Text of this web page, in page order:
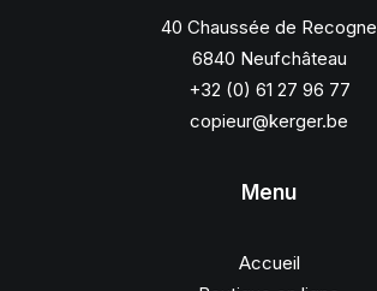
40 Chaussée de Recogne
6840 Neufchâteau
+32 (0) 61 27 96 77
copieur@kerger.be
Menu
Accueil